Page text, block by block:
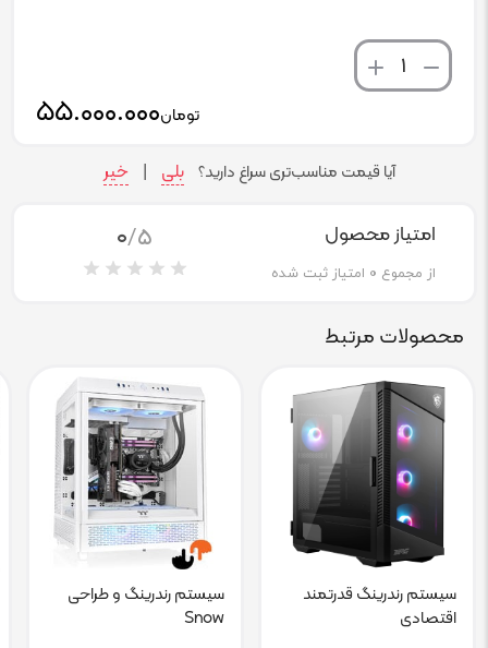
تومان۵۵.۰۰۰.۰۰۰
آیا قیمت مناسب‌تری سراغ دارید؟ بلی خیر
امتیاز محصول
از مجموع 0 امتیاز ثبت شده
0/5
محصولات مرتبط
سیستم رندرینگ قدرتمند
اقتصادی
سیستم رندرینگ و طراحی
Snow